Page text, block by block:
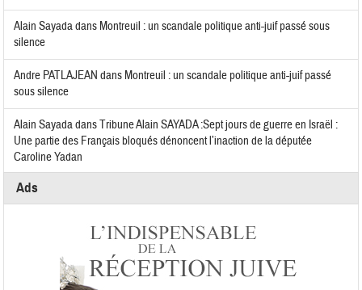
Alain Sayadadans Montreuil : un scandale politique anti-juif passé sous
silence
Andre PATLAJEAN dans Montreuil : un scandale politique anti-juif passé
sous silence
Alain SayadadansTribune Alain SAYADA :Sept jours de guerre en Israël :
Une partie des Français bloqués dénoncent l’inaction de la députée
Caroline Yadan
Ads